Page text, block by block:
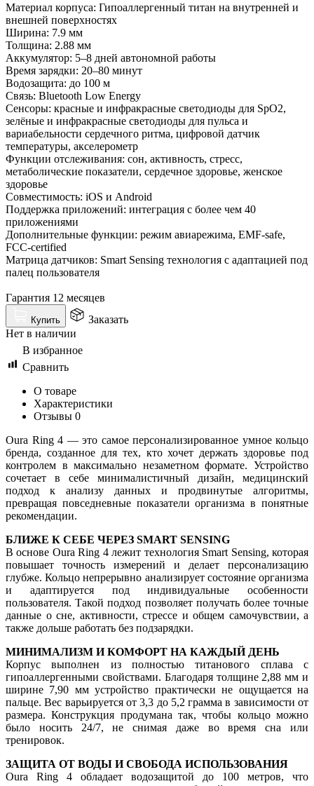
Материал корпуса: Гипоаллергенный титан на внутренней и
внешней поверхностях
Ширина: 7.9 мм
Толщина: 2.88 мм
Аккумулятор: 5–8 дней автономной работы
Время зарядки: 20–80 минут
Водозащита: до 100 м
Связь: Bluetooth Low Energy
Сенсоры: красные и инфракрасные светодиоды для SpO2,
зелёные и инфракрасные светодиоды для пульса и
вариабельности сердечного ритма, цифровой датчик
температуры, акселерометр
Функции отслеживания: сон, активность, стресс,
метаболические показатели, сердечное здоровье, женское
здоровье
Совместимость: iOS и Android
Поддержка приложений: интеграция с более чем 40
приложениями
Дополнительные функции: режим авиарежима, EMF-safe,
FCC-certified
Матрица датчиков: Smart Sensing технология с адаптацией под
палец пользователя
Гарантия 12 месяцев
Купить
Заказать
Нет в наличии
В избранное
Сравнить
О товаре
Характеристики
Отзывы 0
Oura Ring 4 — это самое персонализированное умное кольцо
бренда, созданное для тех, кто хочет держать здоровье под
контролем в максимально незаметном формате. Устройство
сочетает в себе минималистичный дизайн, медицинский
подход к анализу данных и продвинутые алгоритмы,
превращая повседневные показатели организма в понятные
рекомендации.
БЛИЖЕ К СЕБЕ ЧЕРЕЗ SMART SENSING
В основе Oura Ring 4 лежит технология Smart Sensing, которая
повышает точность измерений и делает персонализацию
глубже. Кольцо непрерывно анализирует состояние организма
и адаптируется под индивидуальные особенности
пользователя. Такой подход позволяет получать более точные
данные о сне, активности, стрессе и общем самочувствии, а
также дольше работать без подзарядки.
МИНИМАЛИЗМ И КОМФОРТ НА КАЖДЫЙ ДЕНЬ
Корпус выполнен из полностью титанового сплава с
гипоаллергенными свойствами. Благодаря толщине 2,88 мм и
ширине 7,90 мм устройство практически не ощущается на
пальце. Вес варьируется от 3,3 до 5,2 грамма в зависимости от
размера. Конструкция продумана так, чтобы кольцо можно
было носить 24/7, не снимая даже во время сна или
тренировок.
ЗАЩИТА ОТ ВОДЫ И СВОБОДА ИСПОЛЬЗОВАНИЯ
Oura Ring 4 обладает водозащитой до 100 метров, что